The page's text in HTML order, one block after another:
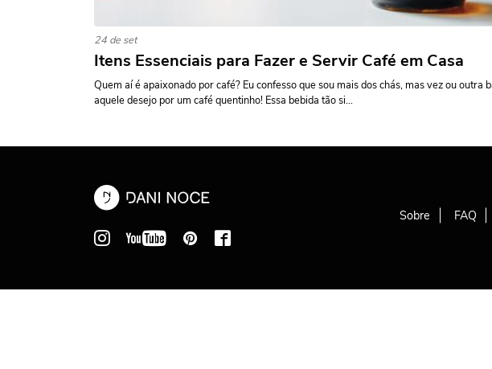
24 de set
Itens Essenciais para Fazer e Servir Café em Casa
Quem aí é apaixonado por café? Eu confesso que sou mais dos chás, mas vez ou outra
aquele desejo por um café quentinho! Essa bebida tão si...
Sobre FAQ